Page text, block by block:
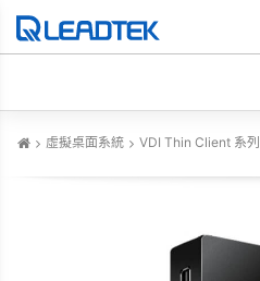
虛擬桌面系統 VDI Thin Client 系列